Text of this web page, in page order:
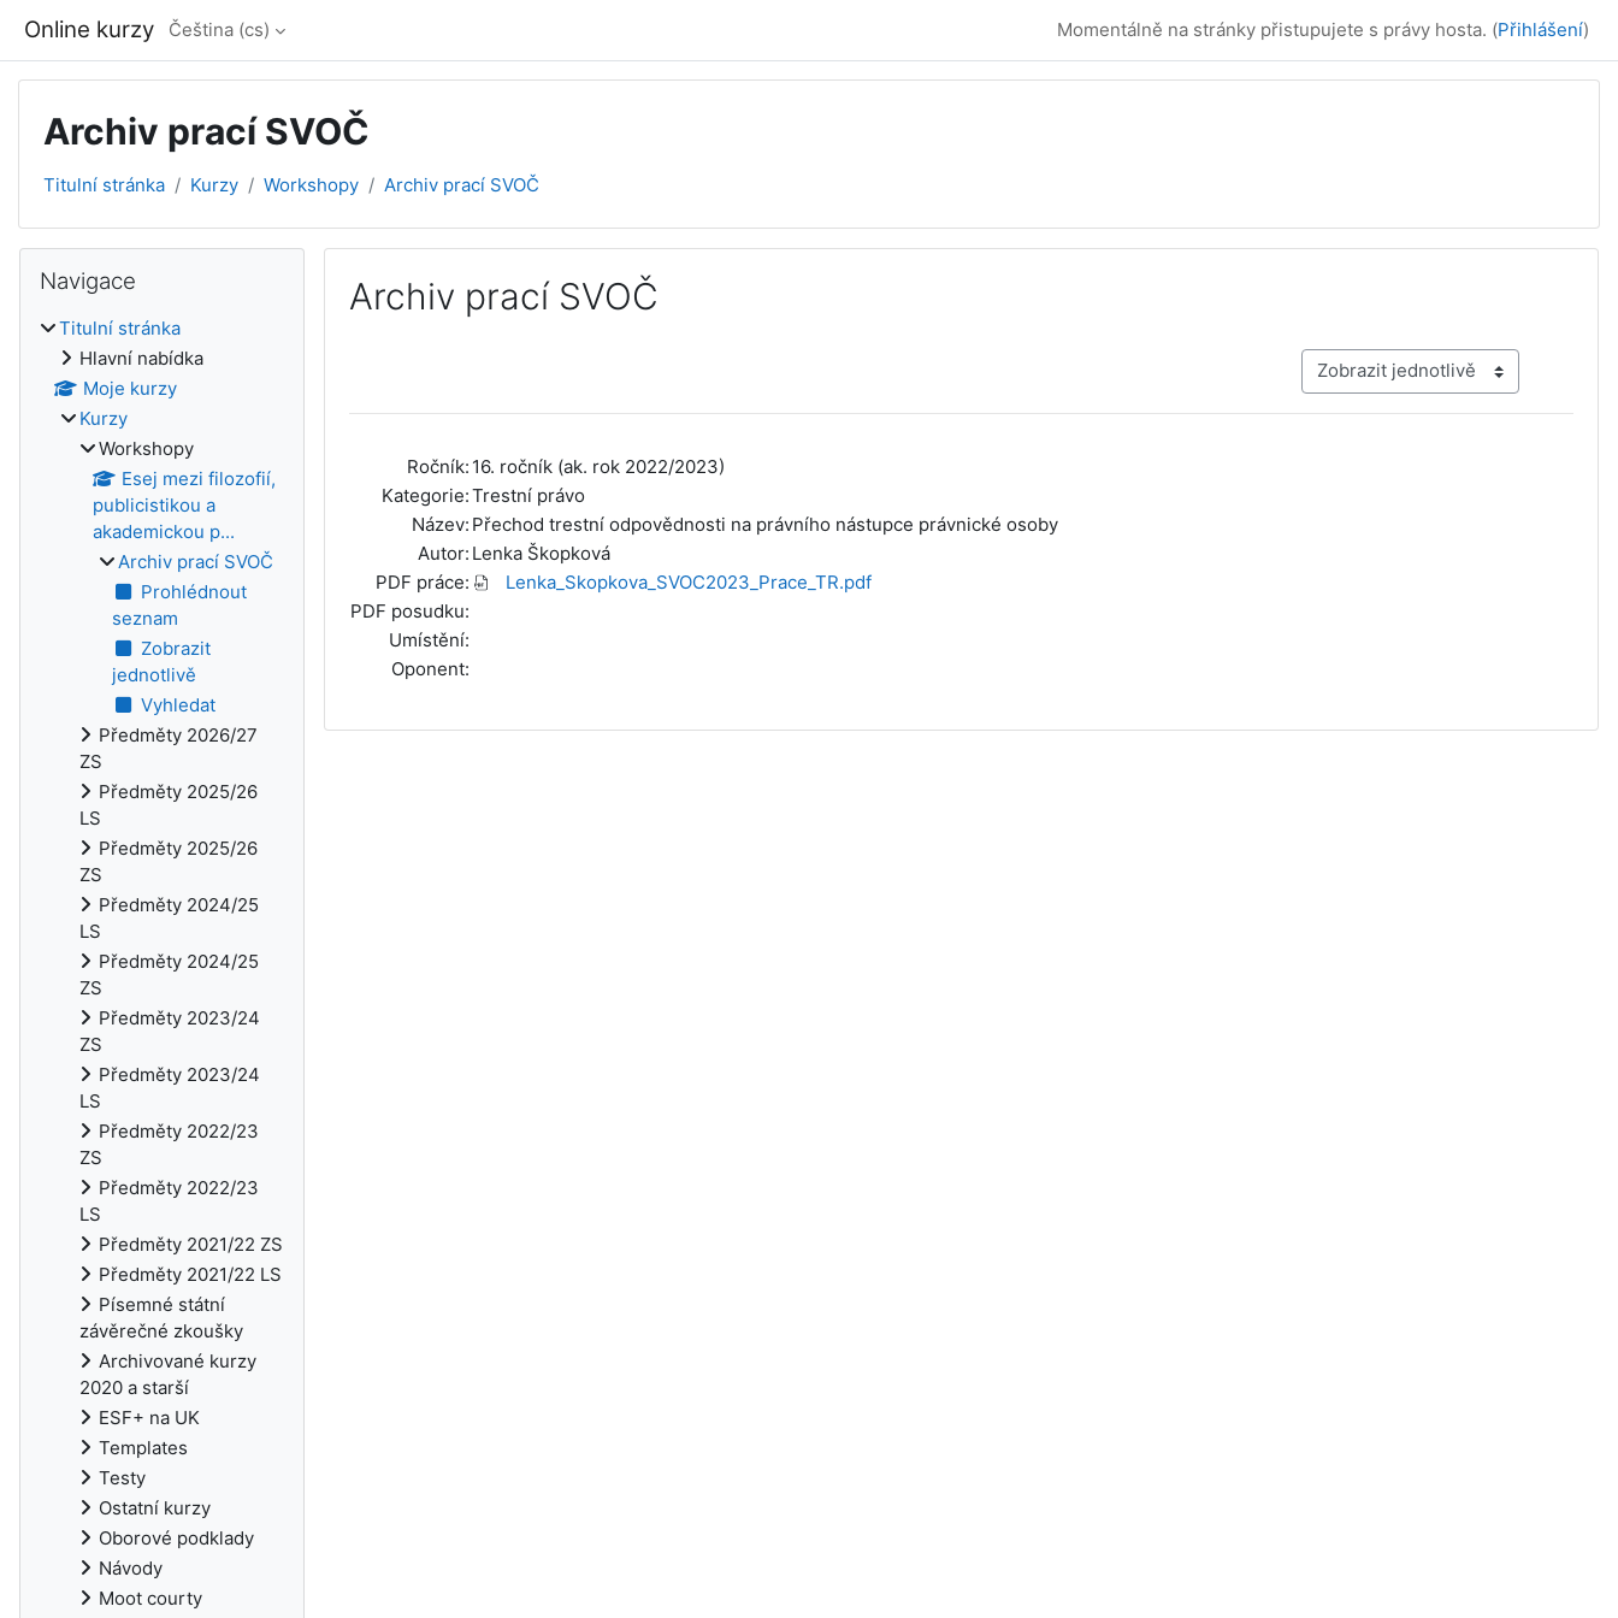
Online kurzy Čeština ‎(cs)‎ Momentálně na stránky přistupujete s právy hosta. (Přihlášení)
Archiv prací SVOČ
Titulní stránka Kurzy Workshopy Archiv prací SVOČ
Archiv prací SVOČ
Terciální navigace v režimu
Ročník: 16. ročník (ak. rok 2022/2023)
Kategorie:Trestní právo
Název: Přechod trestní odpovědnosti na právního nástupce právnické osoby
Autor: Lenka Škopková
PDF práce:
Lenka_Skopkova_SVOC2023_Prace_TR.pdf
PDF posudku:
Umístění:
Oponent:
Bloky
Navigace
Titulní stránka
Hlavní nabídka
Moje kurzy
Kurzy
Workshopy
Esej mezi filozofií,
publicistikou a
akademickou p...
Archiv prací SVOČ
Prohlédnout
seznam
Zobrazit
jednotlivě
Vyhledat
Předměty 2026/27
ZS
Předměty 2025/26
LS
Předměty 2025/26
ZS
Předměty 2024/25
LS
Předměty 2024/25
ZS
Předměty 2023/24
ZS
Předměty 2023/24
LS
Předměty 2022/23
ZS
Předměty 2022/23
LS
Předměty 2021/22 ZS
Předměty 2021/22 LS
Písemné státní
závěrečné zkoušky
Archivované kurzy
2020 a starší
ESF+ na UK
Templates
Testy
Ostatní kurzy
Oborové podklady
Návody
Moot courty